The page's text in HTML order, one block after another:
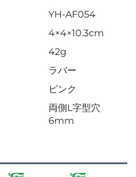
YH-AF054
4×4×10.3cm
42g
ラバー
ピンク
両側L字型穴
6mm